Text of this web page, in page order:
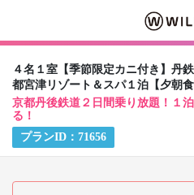
４名１室【季節限定カニ付き】丹
都宮津リゾート＆スパ１泊【夕朝食
京都丹後鉄道２日間乗り放題！１
る！
プランID： 71656